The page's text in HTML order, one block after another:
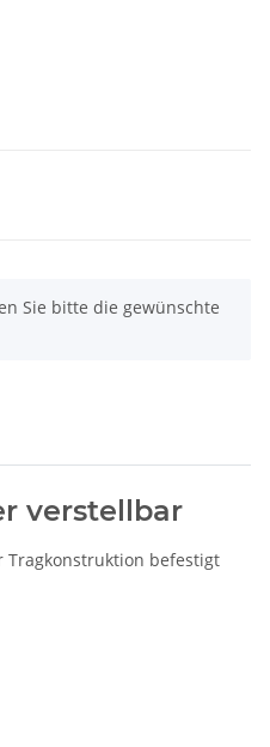
Sie bitte die gewünschte
verstellbar
Tragkonstruktion befestigt